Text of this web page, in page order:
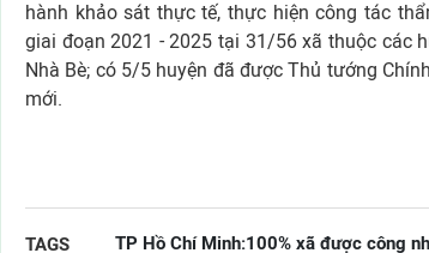
hành khảo sát thực tế, thực hiện công tác
giai đoạn 2021 - 2025 tại 31/56 xã thuộc các
Nhà Bè; có 5/5 huyện đã được Thủ tướng
mới.
TAGS TP Hồ Chí Minh:100% xã được công